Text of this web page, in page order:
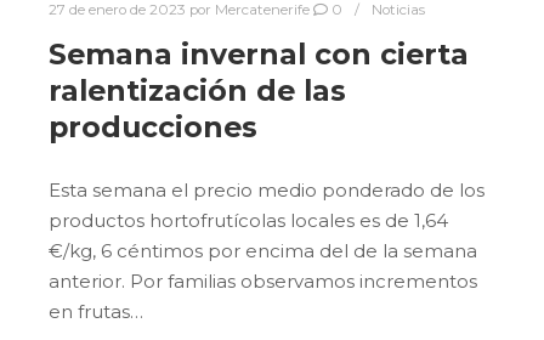
27 de enero de 2023 por Mercatenerife 0 Noticias
Semana invernal con cierta
ralentización de las
producciones
Esta semana el precio medio ponderado de los
productos hortofrutícolas locales es de 1,64
€/kg, 6 céntimos por encima del de la semana
anterior. Por familias observamos incrementos
en frutas…